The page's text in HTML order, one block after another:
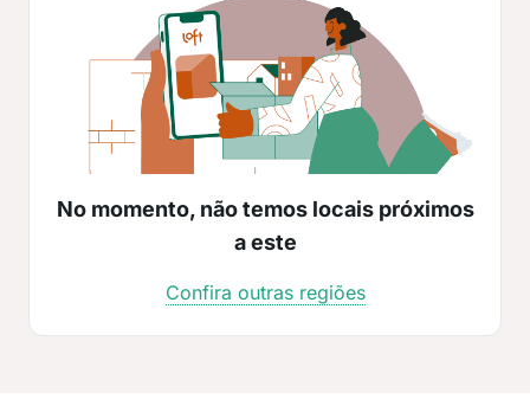
No momento, não temos locais próximos
a este
Confira outras regiões